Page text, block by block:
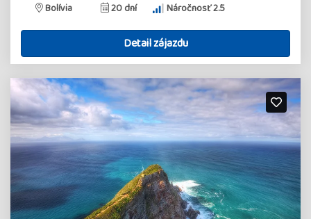
Bolívia 20 dní Náročnosť 2.5
Detail zájazdu